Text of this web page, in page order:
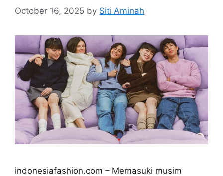
October 16, 2025 by Siti Aminah
indonesiafashion.com – Memasuki musim